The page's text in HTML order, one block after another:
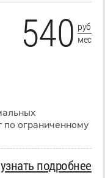
540 руб
мес
по ограниченному
узнать подробнее